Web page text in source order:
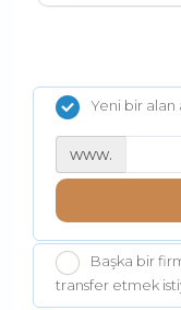
Yeni bir alan
www.
Başka bir
transfer etmek